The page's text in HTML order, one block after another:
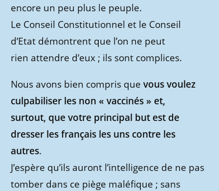
encore un peu plus le peuple.
Le Conseil Constitutionnel et le Conseil
d’Etat démontrent que l’on ne peut
rien attendre d’eux ; ils sont complices.
Nous avons bien compris quevous voulez
culpabiliser les non « vaccinés » et,
surtout, que votre principal but est de
dresser les français les uns contre les
autres.
J’espère qu’ils auront l’intelligence de ne pas
tomber dans ce piège maléfique ; sans